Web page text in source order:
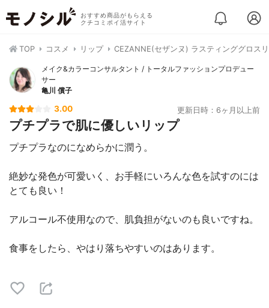
おすすめ商品がもらえる
クチコミポイ活サイト
TOP コスメ リップ CEZANNE(セザンヌ) ラスティンググロス
メイク&カラーコンサルタント / トータルファッションプロデュー
サー
亀川 償子
3.00 更新日時：6ヶ月以上前
プチプラで肌に優しいリップ
プチプラなのになめらかに潤う。
絶妙な発色が可愛いく、お手軽にいろんな色を試すのには
とても良い！
アルコール不使用なので、肌負担がないのも良いですね。
食事をしたら、やはり落ちやすいのはあります。